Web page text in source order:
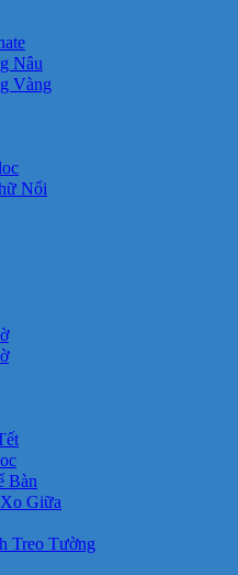
Nâu
Vàng
Nổi
Bàn
Giữa
Treo Tường